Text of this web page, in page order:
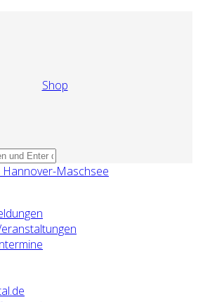
Shop